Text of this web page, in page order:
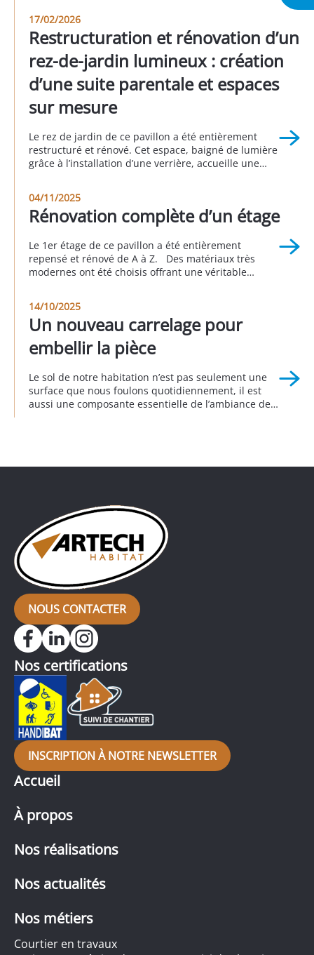
17/02/2026
Restructuration et rénovation d’un
rez-de-jardin lumineux : création
d’une suite parentale et espaces
sur mesure
Le rez de jardin de ce pavillon a été entièrement
restructuré et rénové. Cet espace, baigné de lumière
grâce à l’installation d’une verrière, accueille une
chambre et une autre salle d’eau. Cette réalisation a
été faite en partenariat avec Sophie […]
04/11/2025
Rénovation complète d’un étage
Le 1er étage de ce pavillon a été entièrement
repensé et rénové de A à Z. Des matériaux très
modernes ont été choisis offrant une véritable
rendu global de ce projet. Réalisation à Longjumeau
au 3eme trimestre 2025
14/10/2025
Un nouveau carrelage pour
embellir la pièce
Le sol de notre habitation n’est pas seulement une
surface que nous foulons quotidiennement, il est
aussi une composante essentielle de l’ambiance de
lequel l’ancien carrelage a été remplacé […]
NOUS CONTACTER
Accueil
À propos
Nos réalisations
Nos actualités
Nos métiers
Courtier en travaux
Nos certifications
INSCRIPTION À NOTRE NEWSLETTER